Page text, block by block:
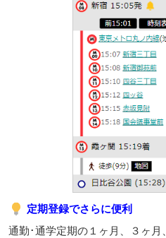
定期登録でさらに便利
通勤･通学定期の１ヶ月、３ヶ